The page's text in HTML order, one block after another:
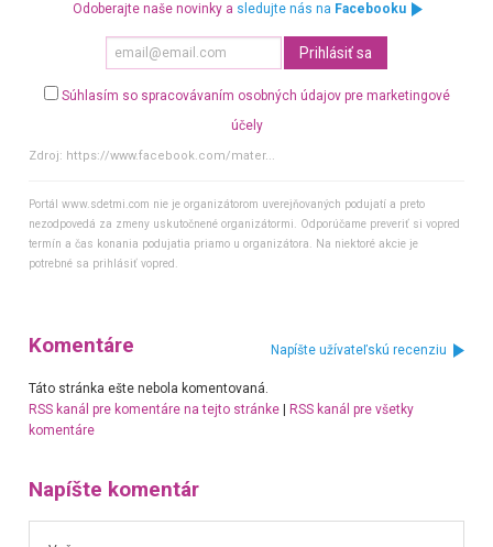
Odoberajte naše novinky a sledujte nás na Facebooku
Súhlasím so spracovávaním osobných údajov pre marketingové
účely
Zdroj: https://www.facebook.com/mater...
Portál www.sdetmi.com nie je organizátorom uverejňovaných podujatí a preto
nezodpovedá za zmeny uskutočnené organizátormi. Odporúčame preveriť si vopred
termín a čas konania podujatia priamo u organizátora. Na niektoré akcie je
potrebné sa prihlásiť vopred.
Komentáre Napíšte užívateľskú recenziu
Táto stránka ešte nebola komentovaná.
RSS kanál pre komentáre na tejto stránke| RSS kanál pre všetky
komentáre
Napíšte komentár